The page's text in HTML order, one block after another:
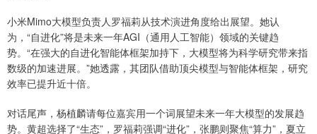
小米Mimo大模型负责人罗福莉从技术演进角度给出展望。她认
为，“自进化”将是未来一年AGI（通用人工智能）领域的关键趋
势。“在强大的自进化智能体框架加持下，大模型将为科学研究带来指
数级的加速进展。”她透露，其团队借助顶尖模型与智能体框架，研究
效率已提升近十倍。
对话尾声，杨植麟请每位嘉宾用一个词展望未来一年大模型的发展趋
势。黄超选择了“生态”，罗福莉强调“进化”，张鹏则聚焦“算力”，夏立